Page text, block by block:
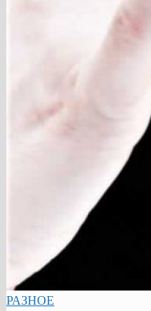
РАЗНОЕ